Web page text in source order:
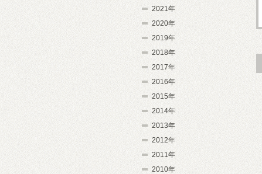
2021年
2020年
2019年
2018年
2017年
2016年
2015年
2014年
2013年
2012年
2011年
2010年